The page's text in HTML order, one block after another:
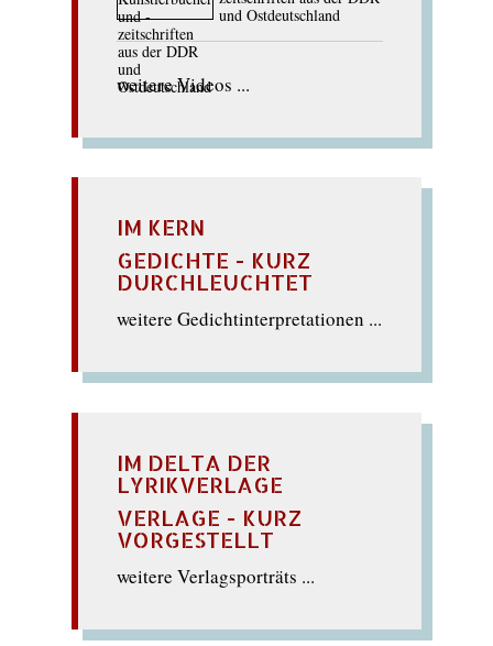
und Ostdeutschland
weitere Videos ...
IM KERN
GEDICHTE - KURZ
DURCHLEUCHTET
weitere Gedichtinterpretationen ...
IM DELTA DER
LYRIKVERLAGE
VERLAGE - KURZ
VORGESTELLT
weitere Verlagsporträts ...